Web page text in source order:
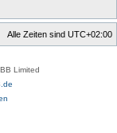
Alle Zeiten sind UTC+02:00
Limited